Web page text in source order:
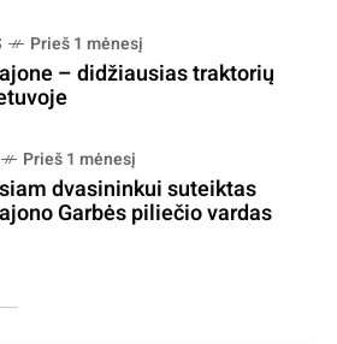
Prieš 1 mėnesį
– didžiausias traktorių
Prieš 1 mėnesį
dvasininkui suteiktas
Garbės piliečio vardas